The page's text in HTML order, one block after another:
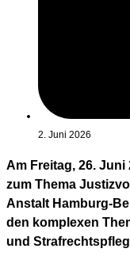
2. Juni 2026
Am Freitag, 26.
zum Thema
Anstalt Hamburg-
den komplexen
und